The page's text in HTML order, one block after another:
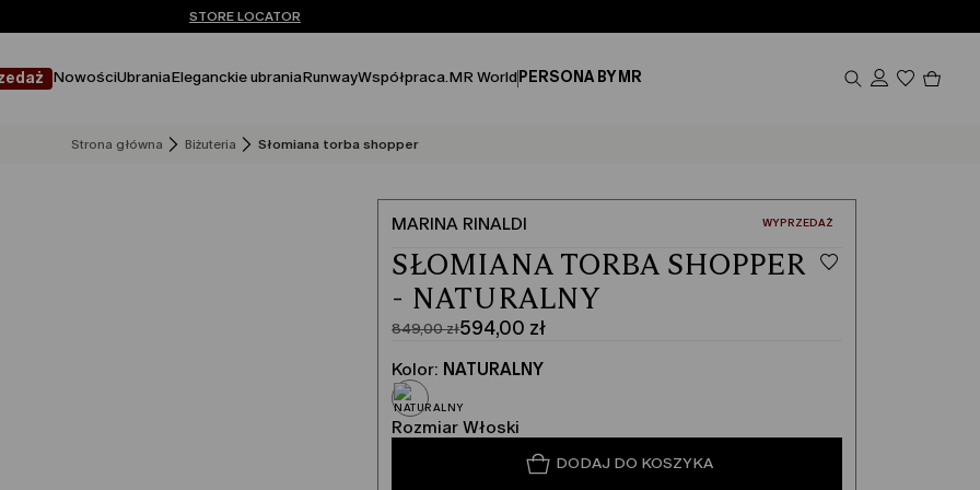
DARMOWA DOSTAWA I ZWROTY
Nie masz konta? ZAREJESTRUJ SIĘ TERAZ
STORE LOCATOR
NowościUbraniaEleganckie ubraniaRunwayWspółpraca.MR World PERSONA BY MR
Strona główna Biżuteria Słomiana torba shopper
MARINA RINALDI :WYPRZEDAŻ
SŁOMIANA TORBA SHOPPER
- NATURALNY
849,00 zł
Cena
pierwotna
849,00
zł
594,00 zł
Aktualna
cena
594,00
zł
Kolor: NATURALNY
Rozmiar Włoski
DODAJ DO KOSZYKA